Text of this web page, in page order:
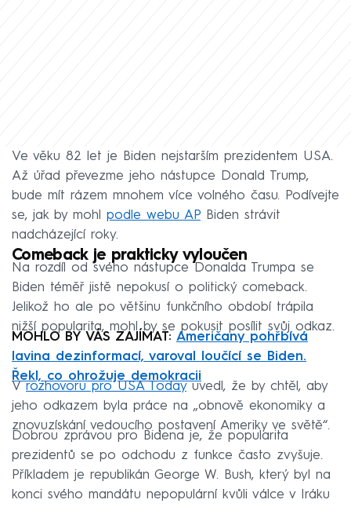
Ve věku 82 let je Biden nejstarším prezidentem USA.
Až úřad převezme jeho nástupce Donald Trump,
bude mít rázem mnohem více volného času. Podívejte
se, jak by mohl podle webu AP Biden strávit
nadcházející roky.
Comeback je prakticky vyloučen
Na rozdíl od svého nástupce Donalda Trumpa se
Biden téměř jistě nepokusí o politický comeback.
Jelikož ho ale po většinu funkčního období trápila
nižší popularita, mohl by se pokusit posílit svůj odkaz.
MOHLO BY VÁS ZAJÍMAT: Američany pohřbívá
lavina dezinformací, varoval loučící se Biden.
Řekl, co ohrožuje demokracii
V rozhovoru pro USA Todayuvedl, že by chtěl, aby
jeho odkazem byla práce na „obnově ekonomiky a
znovuzískání vedoucího postavení Ameriky ve světě“.
Dobrou zprávou pro Bidena je, že popularita
prezidentů se po odchodu z funkce často zvyšuje.
Příkladem je republikán George W. Bush, který byl na
konci svého mandátu nepopulární kvůli válce v Iráku